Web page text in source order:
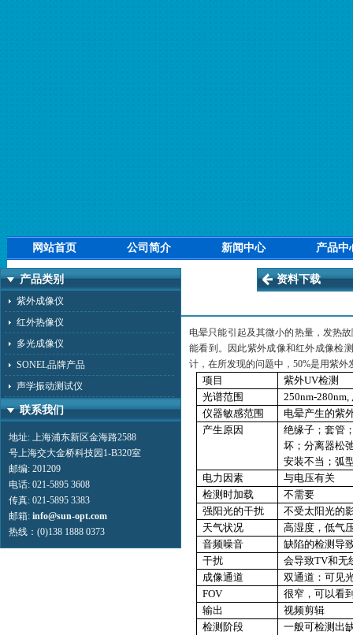
网站首页 公司简介 新闻中心 产品中
产品类别
紫外成像仪
红外热像仪
多光成像仪
SONEL品牌产品
声学振动测试仪
联系我们
地址: 上海浦东新区金海路2588
号上海交大金桥科技园1-B320室
邮编: 201209
电话: 021-5895 3608
传真: 021-5895 3383
邮箱: info@sun-opt.com
热线：(0)138 1888 0373
资料下载
电晕只能引起及其微小的热量，发热
能看到。因此紫外成像和红外成像检
计，在所发现的问题中，50%是用紫
项目 紫外UV检测
光谱范围
250nm-280nm,
仪器敏感范围
电晕产生的紫
产生原因
绝缘子；套管
坏；分离器松
安装不当；弧
电力因素
与电压有关
检测时加载
不需要
强阳光的干扰
不受太阳光的
天气状况
高湿度，低气
音频噪音
缺陷的检测导
干扰
会导致TV和无
成像通道
双通道：可见
FOV
很窄，可以看
输出
视频剪辑
检测阶段
一般可检测出